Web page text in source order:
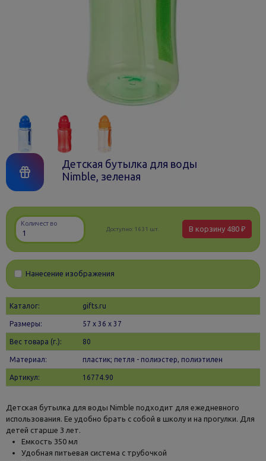
Детская бутылка для воды
Nimble, зеленая
Количество
Доступно: 1631 шт. В корзину 480 ₽
Нанесение изображения
Каталог: gifts.ru
Размеры: 57 х 36 x 37
Вес товара (г.): 80
Материал: пластик; петля - полиэстер, полиэтилен
Артикул: 16774.90
Детская бутылка для воды Nimble подходит для ежедневного
использования. Ее удобно брать с собой в школу и на прогулки. Для
детей старше 3 лет.
Емкость 350 мл
Удобная питьевая система с трубочкой